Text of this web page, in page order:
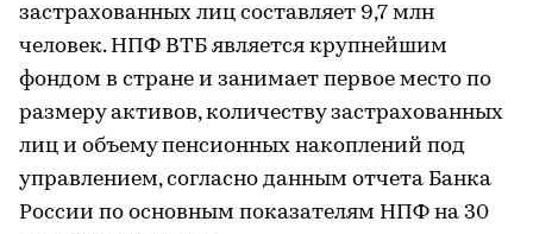
застрахованных лиц составляет 9,7 млн
человек. НПФ ВТБ является крупнейшим
фондом в стране и занимает первое место по
размеру активов, количеству застрахованных
лиц и объему пенсионных накоплений под
управлением, согласно данным отчета Банка
России по основным показателям НПФ на 30